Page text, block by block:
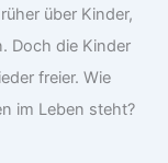
über Kinder,
Doch die Kinder
freier. Wie
im Leben steht?